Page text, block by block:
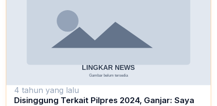
4 tahun yang lalu
Disinggung Terkait Pilpres 2024, Ganjar: Saya